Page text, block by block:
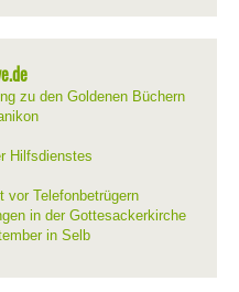
zu den Goldenen Büchern
Hilfsdienstes
vor Telefonbetrügern
in der Gottesackerkirche
in Selb